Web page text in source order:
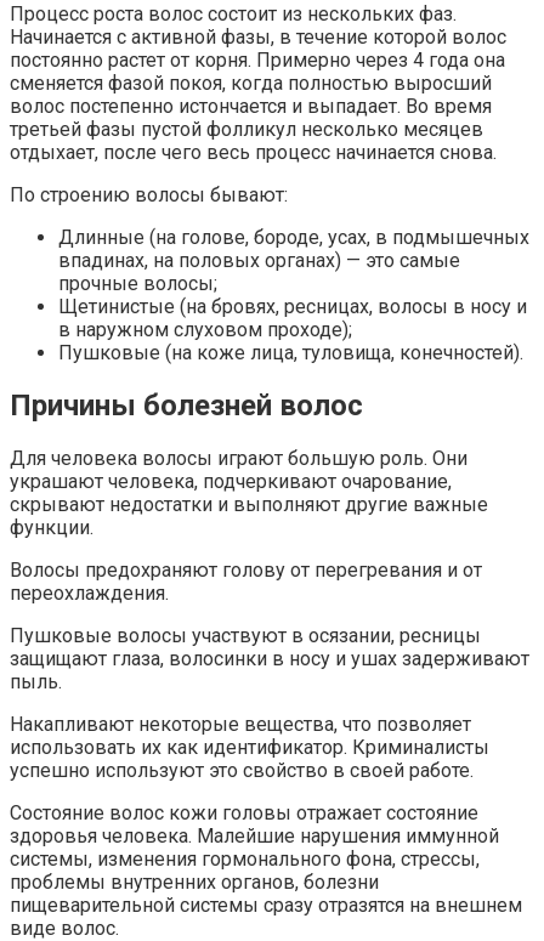
Процесс роста волос состоит из нескольких фаз.
Начинается с активной фазы, в течение которой волос
постоянно растет от корня. Примерно через 4 года она
сменяется фазой покоя, когда полностью выросший
волос постепенно истончается и выпадает. Во время
третьей фазы пустой фолликул несколько месяцев
отдыхает, после чего весь процесс начинается снова.
По строению волосы бывают:
Длинные (на голове, бороде, усах, в подмышечных
впадинах, на половых органах) — это самые
прочные волосы;
Щетинистые (на бровях, ресницах, волосы в носу и
в наружном слуховом проходе);
Пушковые (на коже лица, туловища, конечностей).
Причины болезней волос
Для человека волосы играют большую роль. Они
украшают человека, подчеркивают очарование,
скрывают недостатки и выполняют другие важные
функции.
Волосы предохраняют голову от перегревания и от
переохлаждения.
Пушковые волосы участвуют в осязании, ресницы
защищают глаза, волосинки в носу и ушах задерживают
пыль.
Накапливают некоторые вещества, что позволяет
использовать их как идентификатор. Криминалисты
успешно используют это свойство в своей работе.
Состояние волос кожи головы отражает состояние
здоровья человека. Малейшие нарушения иммунной
системы, изменения гормонального фона, стрессы,
проблемы внутренних органов, болезни
пищеварительной системы сразу отразятся на внешнем
виде волос.